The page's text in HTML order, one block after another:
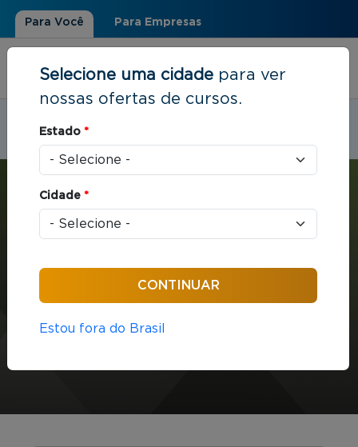
Para Você Para Empresas
Estudar em:Niterói, RJ
Você está aqui
Selecione uma cidade para ver
nossas ofertas de cursos.
Estado *
Cidade *
Estou fora do Brasil